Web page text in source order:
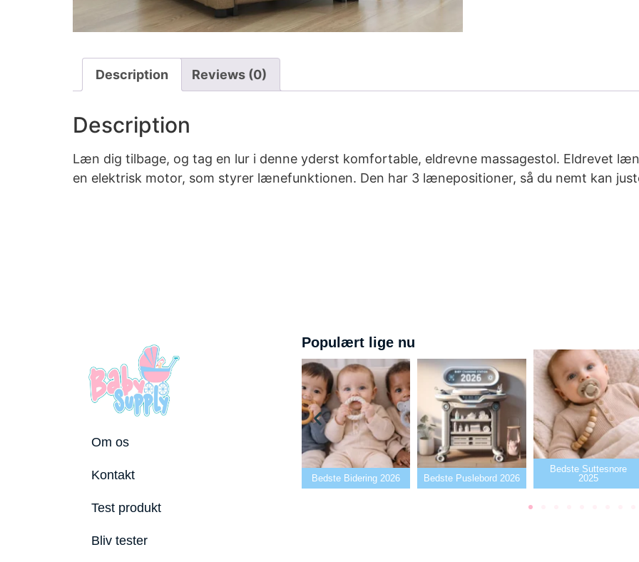
Description Reviews (0)
Description
Læn dig tilbage, og tag en lur i denne yderst komfortable, eldrevne massagestol. Eldrevet
en elektrisk motor, som styrer lænefunktionen. Den har 3 lænepositioner, så du nemt kan
Om os
Kontakt
Test produkt
Bliv tester
Populært lige nu
Bedste tremmeseng
2026
Bedste Bidering 2026 Bedste Puslebord 2026
Bedste Suttesnore
2025